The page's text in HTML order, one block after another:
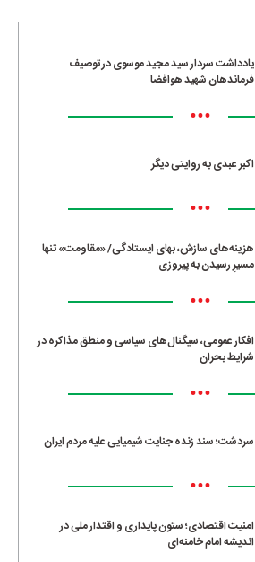
یادداشت سردار سید مجید موسوی در توصیف
فرماندهان شهید هوافضا
•••
اکبر عبدی به روایتی دیگر
•••
هزینه‌های سازش، بهای ایستادگی/ «مقاومت» تنها
مسیرِ رسیدن به پیروزی
•••
افکار عمومی، سیگنال‌های سیاسی و منطق مذاکره در
شرایط بحران
•••
سردشت؛ سند زنده جنایت شیمیایی علیه مردم ایران
•••
امنیت اقتصادی؛ ستون پایداری و اقتدار ملی در
اندیشه امام خامنه‌ای